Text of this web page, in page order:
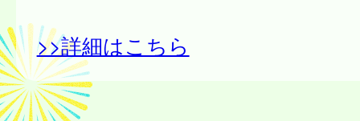
>>詳細はこちら